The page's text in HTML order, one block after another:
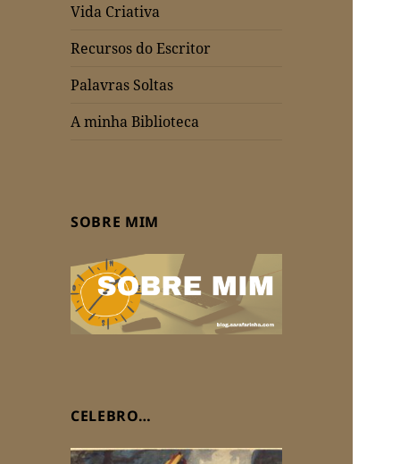
Vida Criativa
Recursos do Escritor
Palavras Soltas
A minha Biblioteca
SOBRE MIM
CELEBRO…